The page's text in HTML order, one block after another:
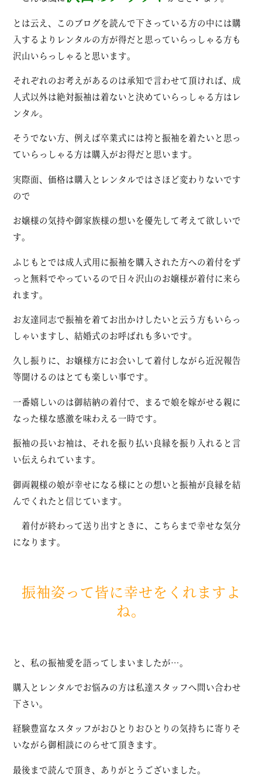
とは云え、このブログを読んで下さっている方の中には購
入するよりレンタルの方が得だと思っていらっしゃる方も
沢山いらっしゃると思います。
それぞれのお考えがあるのは承知で言わせて頂ければ、成
人式以外は絶対振袖は着ないと決めていらっしゃる方はレ
ンタル。
そうでない方、例えば卒業式には袴と振袖を着たいと思っ
ていらっしゃる方は購入がお得だと思います。
実際面、価格は購入とレンタルではさほど変わりないです
ので
お嬢様の気持や御家族様の想いを優先して考えて欲しいで
す。
ふじもとでは成人式用に振袖を購入された方への着付をず
っと無料でやっているので日々沢山のお嬢様が着付に来ら
れます。
お友達同志で振袖を着てお出かけしたいと云う方もいらっ
しゃいますし、結婚式のお呼ばれも多いです。
久し振りに、お嬢様方にお会いして着付しながら近況報告
等聞けるのはとても楽しい事です。
一番嬉しいのは御結納の着付で、まるで娘を嫁がせる親に
なった様な感激を味わえる一時です。
振袖の長いお袖は、それを振り払い良縁を振り入れると言
い伝えられています。
御両親様の娘が幸せになる様にとの想いと振袖が良縁を結
んでくれたと信じています。
着付が終わって送り出すときに、こちらまで幸せな気分
になります。
振袖姿って皆に幸せをくれますよ
ね。
と、私の振袖愛を語ってしまいましたが…。
購入とレンタルでお悩みの方は私達スタッフへ問い合わせ
下さい。
経験豊富なスタッフがおひとりおひとりの気持ちに寄りそ
いながら御相談にのらせて頂きます。
最後まで読んで頂き、ありがとうございました。